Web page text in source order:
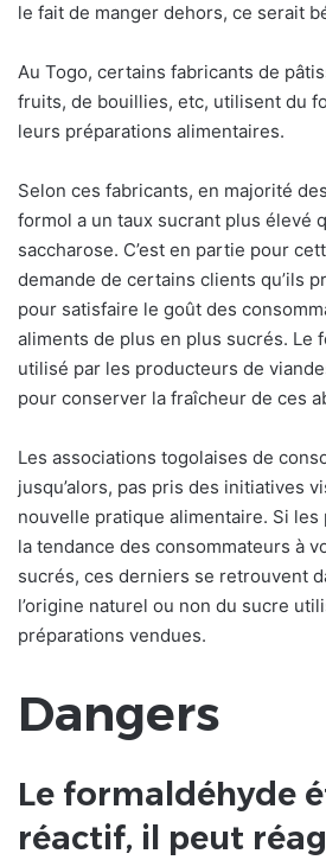
le fait de manger dehors, ce serait
Au Togo, certains fabricants de
fruits, de bouillies, etc, utilisent du
leurs préparations alimentaires.
Selon ces fabricants, en majorité
formol a un taux sucrant plus élevé
saccharose. C’est en partie pour
demande de certains clients qu’ils
pour satisfaire le goût des
aliments de plus en plus sucrés. Le
utilisé par les producteurs de
pour conserver la fraîcheur de ces
Les associations togolaises de
jusqu’alors, pas pris des initiatives
nouvelle pratique alimentaire. Si
la tendance des consommateurs à
sucrés, ces derniers se retrouvent
l’origine naturel ou non du sucre
préparations vendues.
Dangers
Le formaldéhyde
réactif, il peut